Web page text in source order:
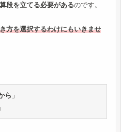
段を立てる必要があるのです。
方を選択するわけにもいきませ
ら 」
」